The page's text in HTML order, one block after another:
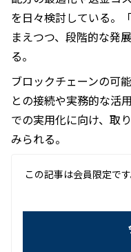
を日々検討している。
まえつつ、段階的な発
る。
ブロックチェーンの可
との接続や実務的な活
での実用化に向け、取
みられる。
この記事は会員限定で